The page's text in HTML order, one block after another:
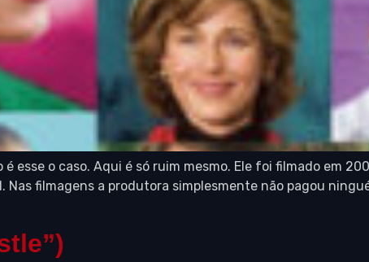
esse o caso. Aqui é só ruim mesmo. Ele foi filmado em
filmagens a produtora simplesmente não pagou